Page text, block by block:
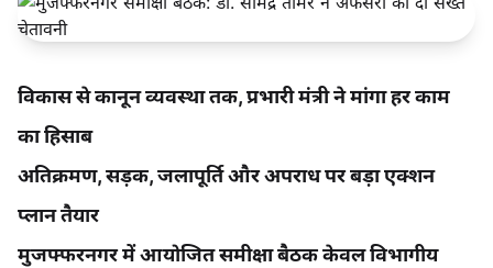
विकास से कानून व्यवस्था तक, प्रभारी मंत्री ने मांगा हर काम
का हिसाब
अतिक्रमण, सड़क, जलापूर्ति और अपराध पर बड़ा एक्शन
प्लान तैयार
मुजफ्फरनगर में आयोजित समीक्षा बैठक केवल विभागीय